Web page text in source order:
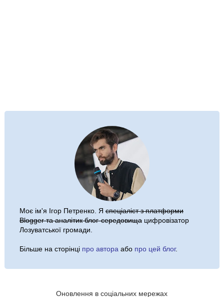
Моє ім'я Ігор Петренко. Я спеціаліст з платформи
Blogger та аналітик блог-середовищацифровізатор
Лозуватської громади.
Більше на сторінці про автора або про цей блог.
Оновлення в соціальних мережах